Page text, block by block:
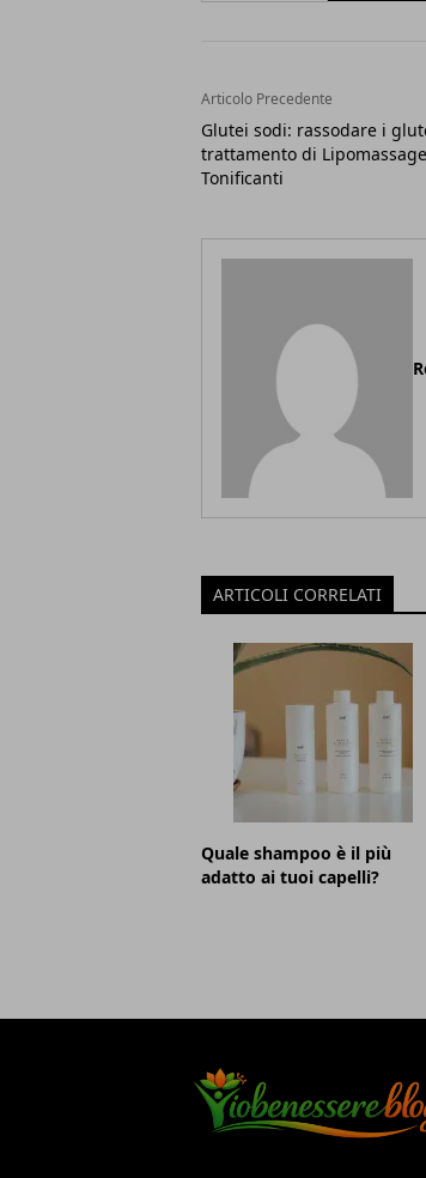
Articolo Precedente
Glutei sodi: rassodare i
trattamento di
Tonificanti
ARTICOLI CORRELATI
Quale shampoo è il più
adatto ai tuoi capelli?